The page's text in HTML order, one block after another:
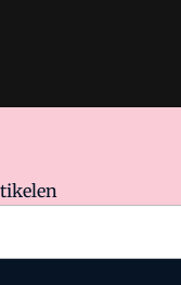
van VMN media.